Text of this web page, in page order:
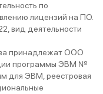
по
лицензий на ПО.
вид деятельности
принадлежат ООО
программы ЭВМ №
для ЭВМ, реестровая